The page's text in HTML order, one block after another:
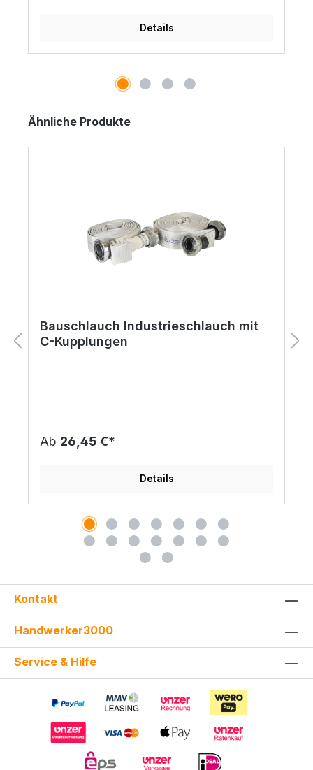
Details
Produktgalerie überspringen
Ähnliche Produkte
Bauschlauch Industrieschlauch mit
C-Kupplungen
Ab 26,45 €*
Details
Kontakt
Handwerker3000
Service & Hilfe